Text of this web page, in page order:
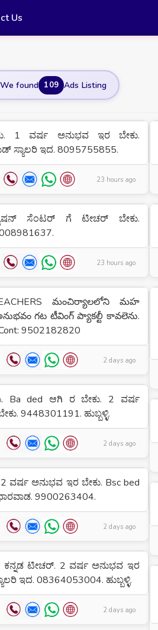
Us
We found 109 Ads Listing
1 ವರ್ಷ ಅನುಭವ ಇರ ಬೇಕು.
ಸ್ಯಾಲರಿ ಇದ. 8095755855.
23 hours ago
ಸೆಂಟರ್ ಗೆ ಟೀಚರ್ ಬೇಕು.
23 hours ago
TEACHERS మంచిర్యాలలోని మహ
గట టీవింగ్ ప్యాకల్టీ కావలెను.
9502182820
2 days ago
Ba ded ಆಗಿ ರ ಬೇಕು. 2 ವರ್ಷ
9448301191. ಹುಬ್ಬಳ್ಳಿ.
2 days ago
ವರ್ಷ ಅನುಭವ ಇರ ಬೇಕು. Bsc bed
9900263404.
2 days ago
ಕನ್ನಡ ಟೀಚರ್. 2 ವರ್ಷ ಅನುಭವ ಇರ
ಇದ. 08364053004. ಹುಬ್ಬಳ್ಳಿ.
2 days ago